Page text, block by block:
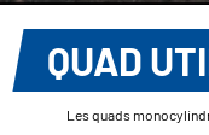
QUAD
Les quads